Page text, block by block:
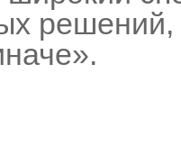
решений,